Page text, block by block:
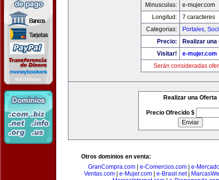
Minusculas:
e-mujer.com
Longitud:
7 caracteres
Categorias:
Portales,
Precio:
Realizar
Visitar!
e-mujer.com
Serán consideradas
Realizar una Oferta
Precio Ofrecido $
Otros dominios en venta:
GranCompra.com
e-Comercios.com
e-
Ventas.com| e-Mujer.com| e-Brasil.net|